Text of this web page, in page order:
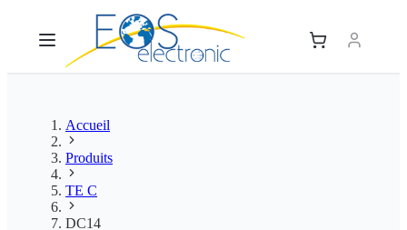
Accueil
Produits
TE C
DC14